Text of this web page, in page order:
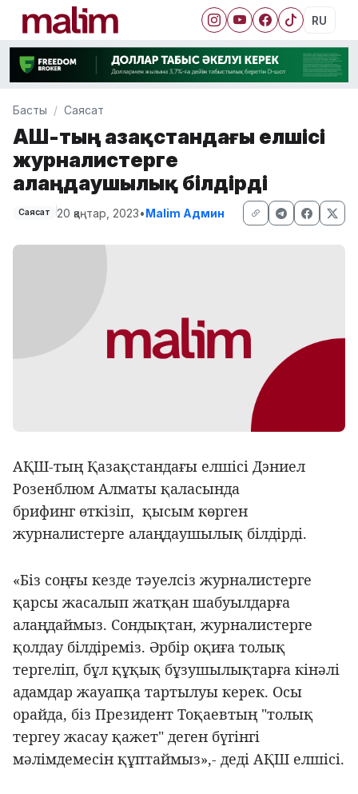
RU
Басты Саясат
АҚШ-тың Қазақстандағы елшісі
журналистерге
алаңдаушылық білдірді
Саясат 20 қаңтар, 2023•Malim Админ
АҚШ-тың Қазақстандағы елшісі Дэниел
Розенблюм Алматы қаласында
брифинг өткізіп, қысым көрген
журналистерге алаңдаушылық білдірді.
«Біз соңғы кезде тәуелсіз журналистерге
қарсы жасалып жатқан шабуылдарға
алаңдаймыз. Сондықтан, журналистерге
қолдау білдіреміз. Әрбір оқиға толық
тергеліп, бұл құқық бұзушылықтарға кінәлі
адамдар жауапқа тартылуы керек. Осы
орайда, біз Президент Тоқаевтың "толық
тергеу жасау қажет" деген бүгінгі
мәлімдемесін құптаймыз»,- деді АҚШ елшісі.